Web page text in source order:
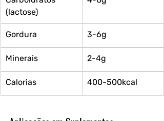
(lactose)
Gordura 3-6g
Minerais 2-4g
Calorias 400-500kcal